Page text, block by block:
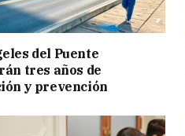
del Puente
tres años de
y prevención